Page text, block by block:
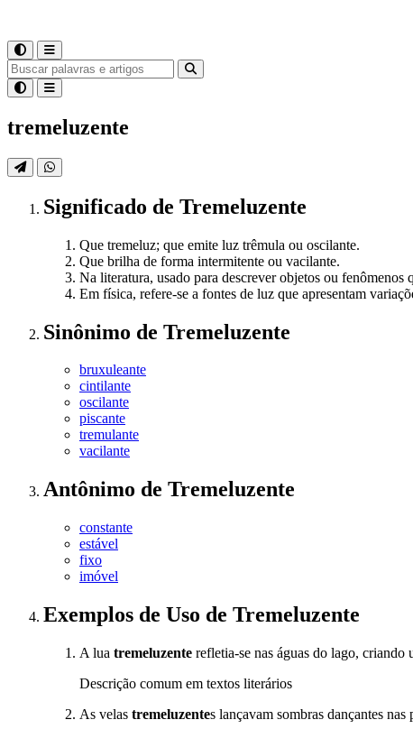
tremeluzente
Significado de Tremeluzente
Que tremeluz; que emite luz trêmula ou oscilante.
Que brilha de forma intermitente ou vacilante.
Na literatura, usado para descrever objetos ou
Em física, refere-se a fontes de luz que apresentam
Sinônimo de Tremeluzente
bruxuleante
cintilante
oscilante
piscante
tremulante
vacilante
Antônimo de Tremeluzente
constante
estável
fixo
imóvel
Exemplos de Uso de Tremeluzente
A lua tremeluzente refletia-se nas águas do lago, criando
Descrição comum em textos literários
As velas tremeluzentes lançavam sombras dançantes nas